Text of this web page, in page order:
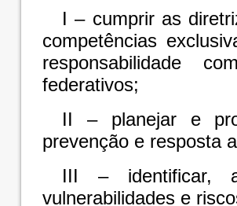
I – cumprir as
competências
responsabilidade
federativos;
II – planejar e
prevenção e resposta
III – identificar,
vulnerabilidades e